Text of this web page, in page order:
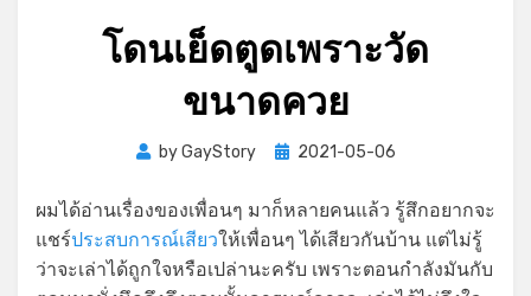
โดนเย็ดตูดเพราะวัด
ขนาดควย
byGayStory
Posted
2021-05-06
ผมได้อ่านเรื่องของเพื่อนๆ มาก็หลายคนแล้ว รู้สึกอยากจะ
แชร์ประสบการณ์เสียวให้เพื่อนๆ ได้เสียวกันบ้าน แต่ไม่รู้
ว่าจะเล่าได้ถูกใจหรือเปล่านะครับ เพราะตอนกำลังมันกับ